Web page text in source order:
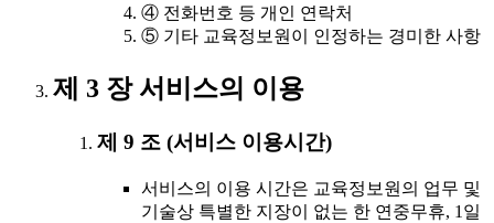
④ 전화번호 등 개인 연락처
⑤ 기타 교육정보원이 인정하는 경미한 사항
제 3 장 서비스의 이용
제 9 조 (서비스 이용시간)
서비스의 이용 시간은 교육정보원의 업무 및
기술상 특별한 지장이 없는 한 연중무휴, 1일